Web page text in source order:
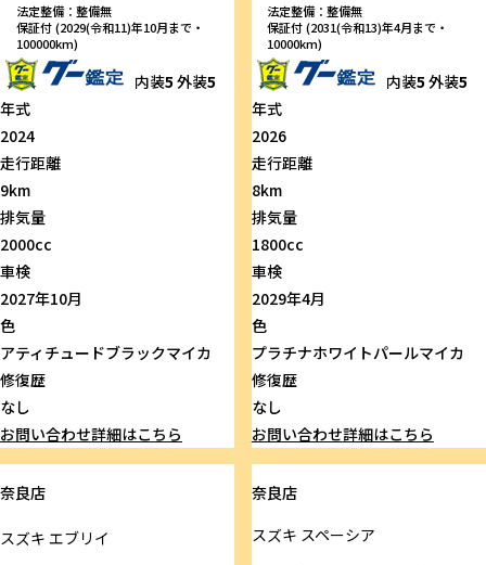
法定整備：整備無
保証付 (2029(令和11)年10月まで・
100000km)
内装5 外装5
年式
2024
走行距離
9km
排気量
2000cc
車検
2027年10月
色
アティチュードブラックマイカ
修復歴
なし
お問い合わせ詳細はこちら
法定整備：整備無
保証付 (2031(令和13)年4月まで・
10000km)
内装5 外装5
年式
2026
走行距離
8km
排気量
1800cc
車検
2029年4月
色
プラチナホワイトパールマイカ
修復歴
なし
お問い合わせ詳細はこちら
奈良店
スズキ エブリイ
奈良店
スズキ スペーシア